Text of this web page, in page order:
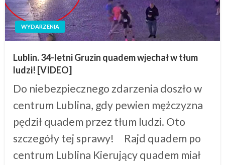
WYDARZENIA
Lublin. 34-letni Gruzin quadem wjechał w tłum
ludzi! [VIDEO]
Do niebezpiecznego zdarzenia doszło w
centrum Lublina, gdy pewien mężczyzna
pędził quadem przez tłum ludzi. Oto
szczegóły tej sprawy! Rajd quadem po
centrum Lublina Kierujący quadem miał